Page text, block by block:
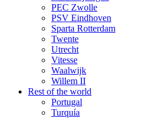
PEC Zwolle
PSV Eindhoven
Sparta Rotterdam
Twente
Utrecht
Vitesse
Waalwijk
Willem II
Rest of the world
Portugal
Turquía